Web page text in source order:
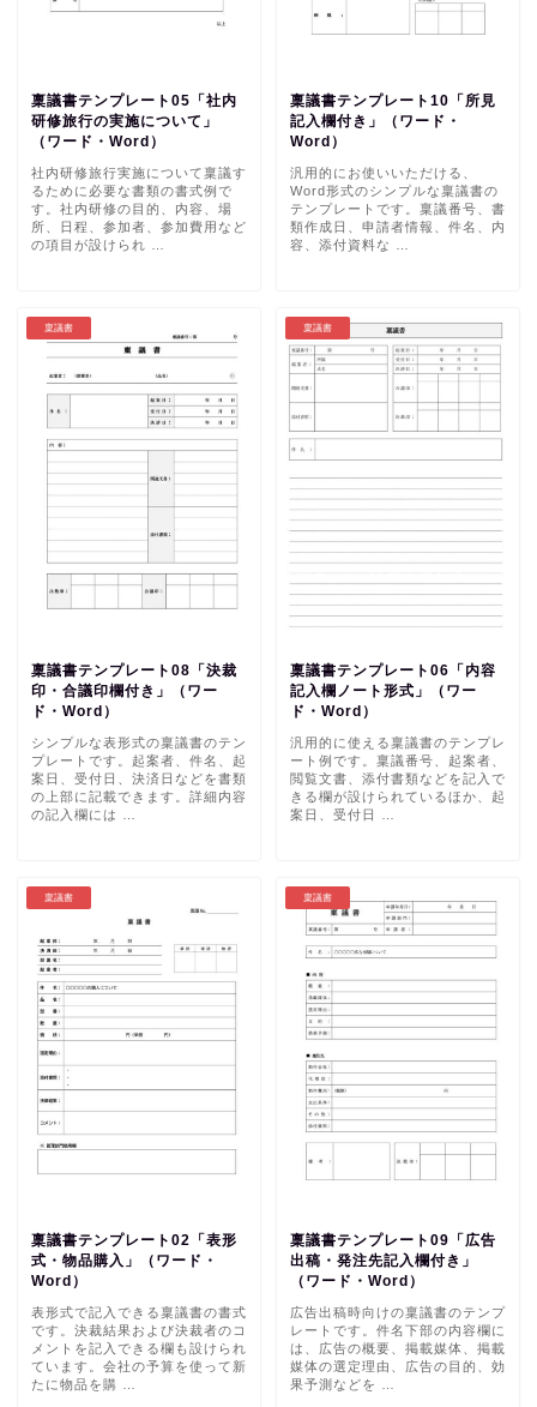
稟議書テンプレート05「社内
研修旅行の実施について」
（ワード・Word）
社内研修旅行実施について稟議す
るために必要な書類の書式例で
す。社内研修の目的、内容、場
所、日程、参加者、参加費用など
の項目が設けられ …
稟議書テンプレート10「所見
記入欄付き」（ワード・
Word）
汎用的にお使いいただける、
Word形式のシンプルな稟議書の
テンプレートです。稟議番号、書
類作成日、申請者情報、件名、内
容、添付資料な …
稟議書
稟議書テンプレート08「決裁
印・合議印欄付き」（ワー
ド・Word）
シンプルな表形式の稟議書のテン
プレートです。起案者、件名、起
案日、受付日、決済日などを書類
の上部に記載できます。詳細内容
の記入欄には …
稟議書
稟議書テンプレート06「内容
記入欄ノート形式」（ワー
ド・Word）
汎用的に使える稟議書のテンプレ
ート例です。稟議番号、起案者、
閲覧文書、添付書類などを記入で
きる欄が設けられているほか、起
案日、受付日 …
稟議書
稟議書テンプレート02「表形
式・物品購入」（ワード・
Word）
表形式で記入できる稟議書の書式
です。決裁結果および決裁者のコ
メントを記入できる欄も設けられ
ています。会社の予算を使って新
たに物品を購 …
稟議書
稟議書テンプレート09「広告
出稿・発注先記入欄付き」
（ワード・Word）
広告出稿時向けの稟議書のテンプ
レートです。件名下部の内容欄に
は、広告の概要、掲載媒体、掲載
媒体の選定理由、広告の目的、効
果予測などを …